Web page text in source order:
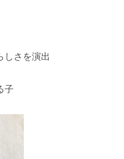
しさを演出
子